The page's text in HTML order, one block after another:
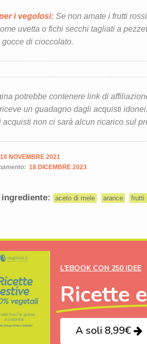
i vegolosi:Se non amate i frutti
uvetta o fichi secchi tagliati a
di cioccolato.
potrebbe contenere link di
un guadagno dagli acquisti
acquisti non ci sarà alcun ricarico sul
10 NOVEMBRE 2021
18 DICEMBRE 2023
aceto di mele arance frutti
L’EBOOK CON 250 IDEE
Ricette
A soli 8,99€